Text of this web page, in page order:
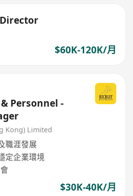
$60K-120K/月
Personnel -
Kong) Limited
職涯發展
定企業環境
$30K-40K/月